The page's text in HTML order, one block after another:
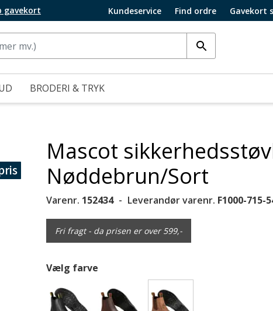
gavekort Kundeservice Find ordre Gavekort
BRODERI & TRYK
Mascot
Nøddebrun/Sort
Varenr. 152434 Leverandør varenr. F1000-715-
Fri fragt - da prisen er over 599,-
Vælg farve